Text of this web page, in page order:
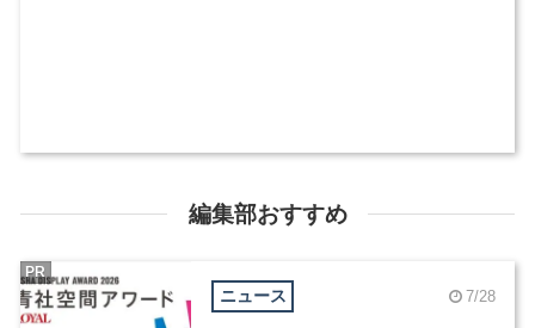
編集部おすすめ
ニュース 7/28
PR